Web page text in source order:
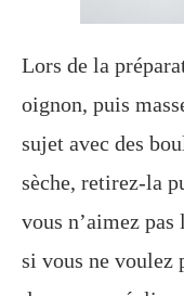
Lors de la
oignon, puis
sujet avec des
sèche, retirez-la
vous n’aimez
si vous ne voulez